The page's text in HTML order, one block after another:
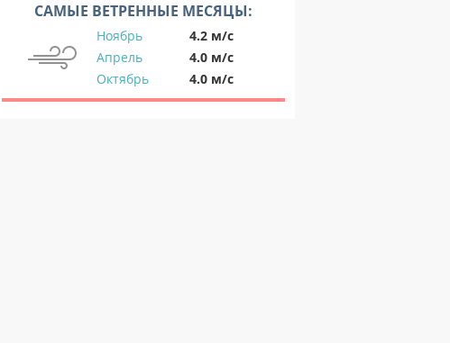
САМЫЕ ВЕТРЕННЫЕ МЕСЯЦЫ:
Ноябрь
4.2 м/с
Апрель
4.0 м/с
Октябрь
4.0 м/с